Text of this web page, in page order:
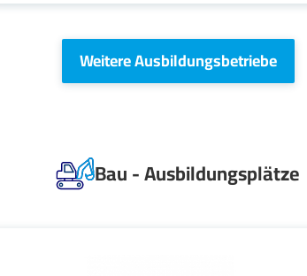
Weitere Ausbildungsbetriebe
Bau - Ausbildungsplätze